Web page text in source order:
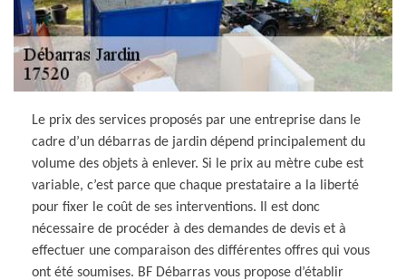
Le prix des services proposés par une entreprise dans le
cadre d’un débarras de jardin dépend principalement du
volume des objets à enlever. Si le prix au mètre cube est
variable, c’est parce que chaque prestataire a la liberté
pour fixer le coût de ses interventions. Il est donc
nécessaire de procéder à des demandes de devis et à
effectuer une comparaison des différentes offres qui vous
ont été soumises. BF Débarras vous propose d’établir